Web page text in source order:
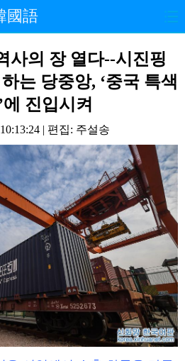
國語
최신뉴스 정치
사회 포토
핫 TV
관광 오피니언
사의 장 열다--시진핑
는 당중앙, ‘중국 특색
진입시켜
| 편집: 주설송